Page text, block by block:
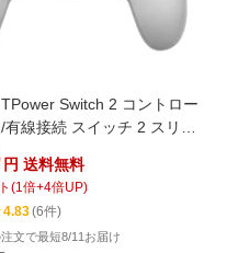
Switch 2 コントロー
有線接続 スイッチ 2 スリー
ホール効果スティック
射機能 背面ボタン 6軸ジャ
ー搭載 RGBライト 振動調
続使用 3.5mmイヤホンジ
円 送料無料
(1倍+4倍UP)
4.83(6件)
文で最短8/11お届け